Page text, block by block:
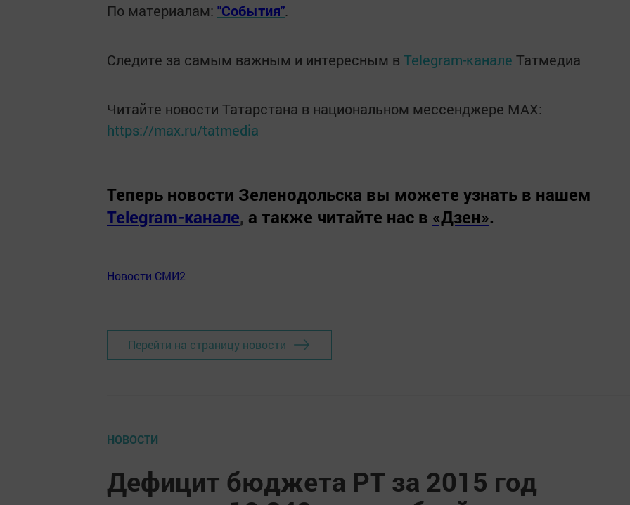
По материалам: "События".
Следите за самым важным и интересным в Telegram-канале Татмедиа
Читайте новости Татарстана в национальном мессенджере MАХ:
https://max.ru/tatmedia
Теперь новости Зеленодольска вы можете узнать в нашем
Telegram-канале, а также читайте нас в «Дзен».
Новости СМИ2
Перейти на страницу новости
НОВОСТИ
Дефицит бюджета РТ за 2015 год